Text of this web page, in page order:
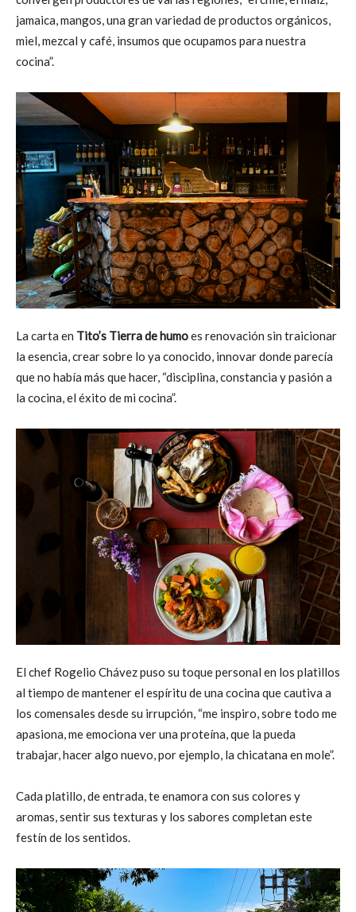
jamaica, mangos, una gran variedad de productos orgánicos,
miel, mezcal y café, insumos que ocupamos para nuestra
cocina”.
La carta en Tito’s Tierra de humoes renovación sin traicionar
la esencia, crear sobre lo ya conocido, innovar donde parecía
que no había más que hacer, “disciplina, constancia y pasión a
la cocina, el éxito de mi cocina”.
El chef Rogelio Chávez puso su toque personal en los platillos
al tiempo de mantener el espíritu de una cocina que cautiva a
los comensales desde su irrupción, “me inspiro, sobre todo me
apasiona, me emociona ver una proteína, que la pueda
trabajar, hacer algo nuevo, por ejemplo, la chicatana en mole”.
Cada platillo, de entrada, te enamora con sus colores y
aromas, sentir sus texturas y los sabores completan este
festín de los sentidos.